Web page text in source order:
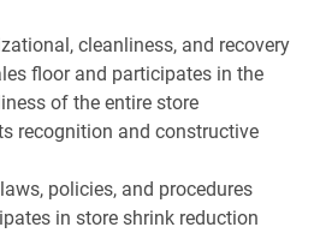
cleanliness, and recovery
floor and participates in the
of the entire store
recognition and constructive
policies, and procedures
in store shrink reduction